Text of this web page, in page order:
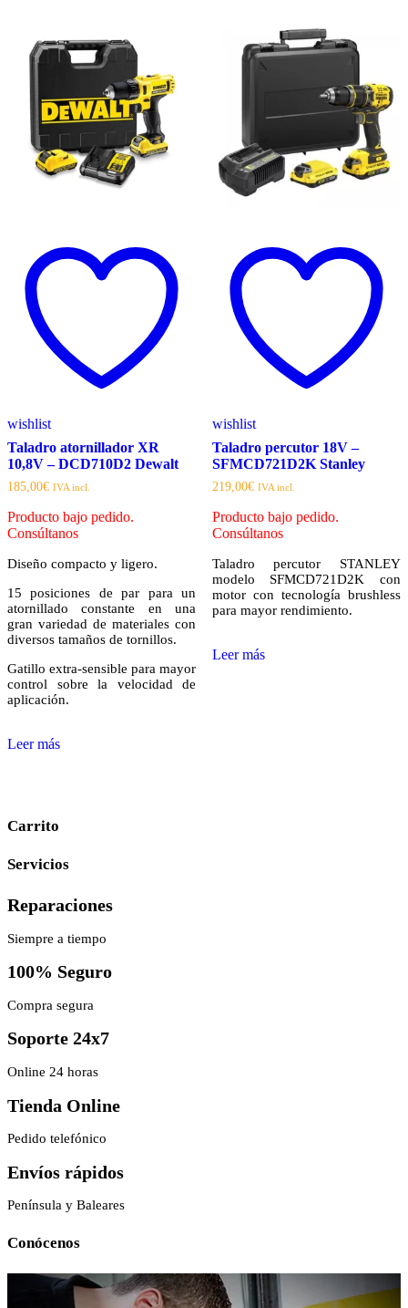
wishlist
Taladro atornillador XR
10,8V – DCD710D2 Dewalt
185,00€ IVA incl.
Producto bajo pedido.
Consúltanos
Diseño compacto y ligero.
15 posiciones de par para un
atornillado constante en una
gran variedad de materiales con
diversos tamaños de tornillos.
Gatillo extra-sensible para mayor
control sobre la velocidad de
aplicación.
Leer más
wishlist
Taladro percutor 18V –
SFMCD721D2K Stanley
219,00€ IVA incl.
Producto bajo pedido.
Consúltanos
Taladro percutor STANLEY
modelo SFMCD721D2K con
motor con tecnología brushless
para mayor rendimiento.
Leer más
Carrito
Servicios
Reparaciones
Siempre a tiempo
100% Seguro
Compra segura
Soporte 24x7
Online 24 horas
Tienda Online
Pedido telefónico
Envíos rápidos
Península y Baleares
Conócenos